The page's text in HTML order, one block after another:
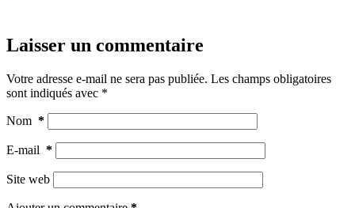
Laisser un commentaire
Votre adresse e-mail ne sera pas publiée. Les champs obligatoires
sont indiqués avec *
Nom *
E-mail *
Site web